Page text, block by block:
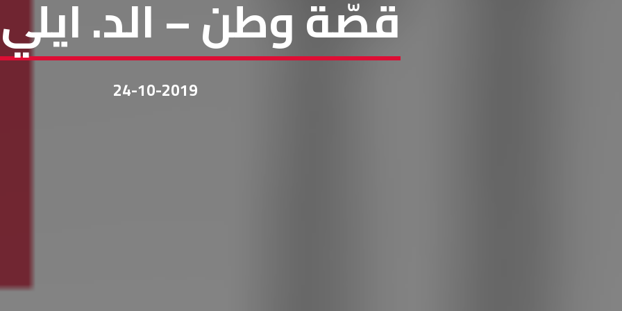
قصّة وطن – الد. ايلي
24-10-2019